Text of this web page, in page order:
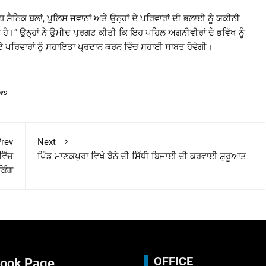
ਬਲਾਂ, ਪੁਲਿਸ ਜਵਾਨਾਂ ਅਤੇ ਉਨ੍ਹਾਂ ਦੇ ਪਰਿਵਾਰਾਂ ਦੀ ਭਲਾਈ ਨੂੰ ਯਕੀਨੀ
ਉਨ੍ਹਾਂ ਨੇ ਉਮੀਦ ਪ੍ਰਗਟ ਕੀਤੀ ਕਿ ਇਹ ਪਹਿਲ ਅਗਨੀਵੀਰਾਂ ਦੇ ਭਵਿੱਖ ਨੂੰ
ਨੂੰ ਸਹਾਇਤਾ ਪ੍ਰਦਾਨ ਕਰਨ ਵਿੱਚ ਸਹਾਈ ਸਾਬਤ ਹੋਵੇਗੀ।
Next
ਪਿੰਡ ਮਾਣਕਪੁਰਾ ਵਿਖੇ ਝੋਨੇ ਦੀ ਸਿੱਧੀ ਬਿਜਾਈ ਦੀ ਕਰਵਾਈ ਸ਼ੁਰੂਆਤ
OFFICE